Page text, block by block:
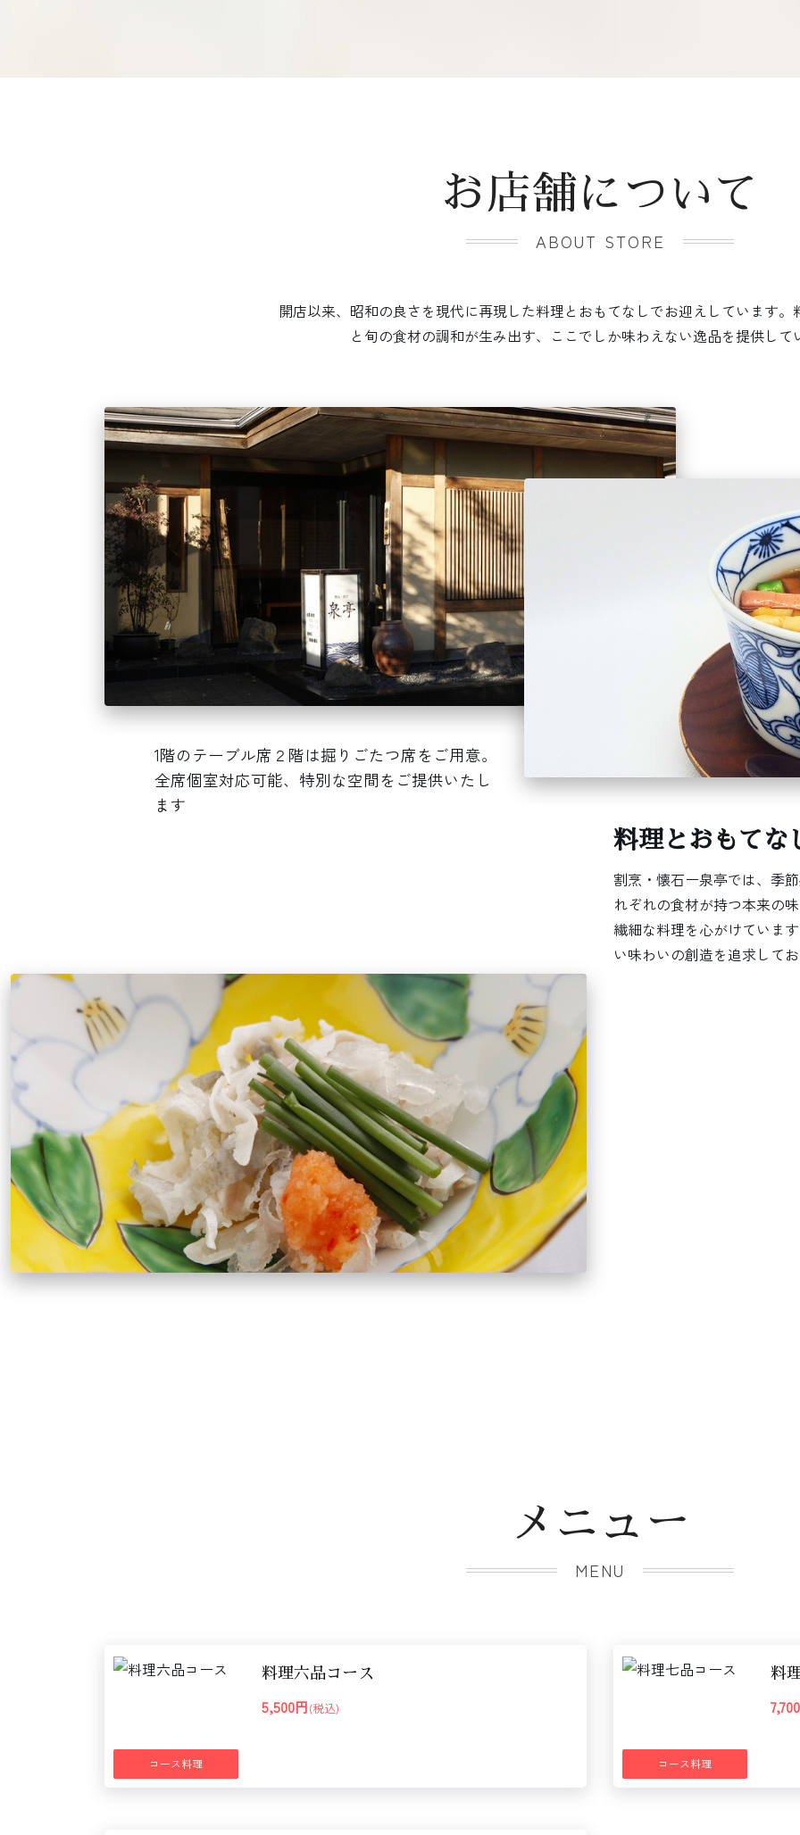
お店舗について
ABOUT STORE
開店以来、昭和の良さを現代に再現した料理とおもてなしでお迎えしています。
と旬の食材の調和が生み出す、ここでしか味わえない逸品を提供して
1階のテーブル席２階は掘りごたつ席をご用意。
全席個室対応可能、特別な空間をご提供いたし
ます
料理とおもてな
割烹・懐石ー泉亭では、季
れぞれの食材が持つ本来の
繊細な料理を心がけていま
い味わいの創造を追求して
メニュー
MENU
コース料理
料理六品コース
5,500円(税込)
コース料理
料